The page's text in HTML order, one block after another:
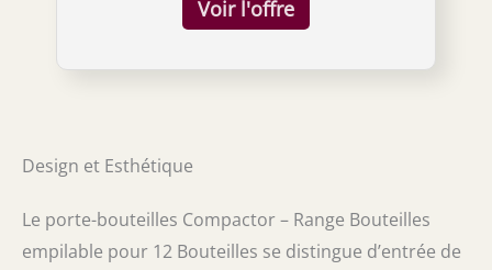
la gamme Astuce Compactor : Croix
métallique amovible ultra-stable à glisser
Design et Esthétique
Le porte-bouteilles Compactor – Range Bouteilles
empilable pour 12 Bouteilles se distingue d’entrée de